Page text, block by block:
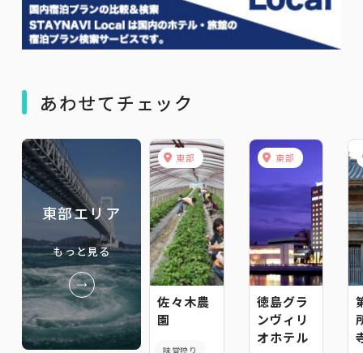
あわせてチェック
東部エリア
もっと見る
東部
佐々木農
園
味覚狩り
東部
徳島グラ
ンヴィリ
オホテル